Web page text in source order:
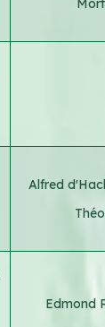
Alfred
Edmond